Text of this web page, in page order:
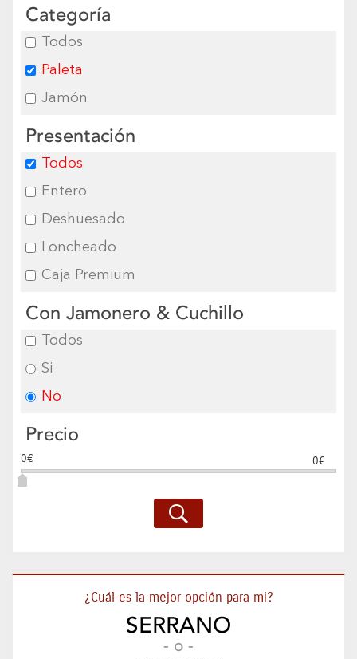
Categoría
Todos
Paleta
Jamón
Presentación
Todos
Entero
Deshuesado
Loncheado
Caja Premium
Con Jamonero & Cuchillo
Todos
Si
No
Precio
0€ 0€
¿Cuál es la mejor opción para mi?
SERRANO
- o -